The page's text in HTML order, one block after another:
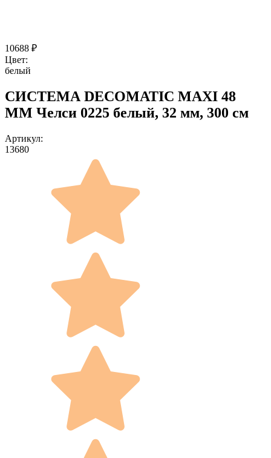
10688 ₽
Цвет:
белый
СИСТЕМА DECOMATIC MAXI 48
ММ Челси 0225 белый, 32 мм, 300 см
Артикул:
13680